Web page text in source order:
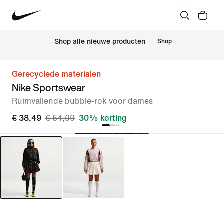
Shop alle nieuwe producten Shop
Gerecyclede materialen
Nike Sportswear
Ruimvallende bubble-rok voor dames
€ 38,49 € 54,99 30% korting